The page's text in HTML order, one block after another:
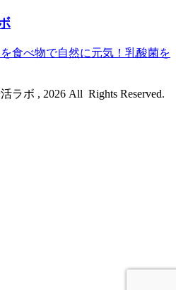
食べ物で自然に元気！乳酸菌を
ラボ , 2026 All Rights Reserved.